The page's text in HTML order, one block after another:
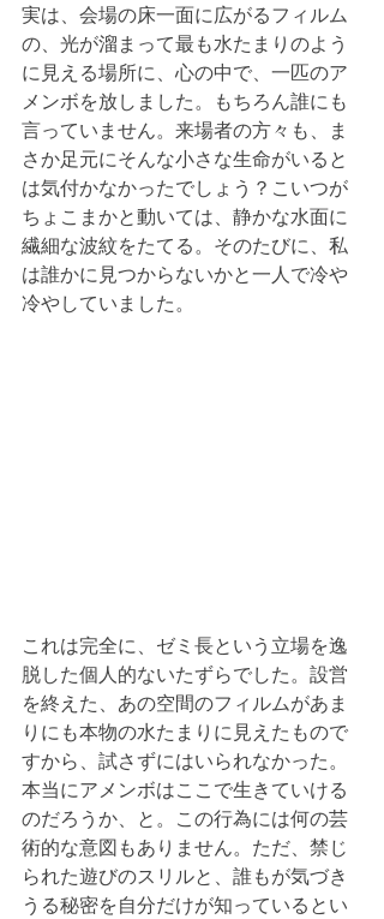
実は、会場の床一面に広がるフィルム
の、光が溜まって最も水たまりのよう
に見える場所に、心の中で、一匹のア
メンボを放しました。もちろん誰にも
言っていません。来場者の方々も、ま
さか足元にそんな小さな生命がいると
は気付かなかったでしょう？こいつが
ちょこまかと動いては、静かな水面に
繊細な波紋をたてる。そのたびに、私
は誰かに見つからないかと一人で冷や
冷やしていました。
これは完全に、ゼミ長という立場を逸
脱した個人的ないたずらでした。設営
を終えた、あの空間のフィルムがあま
りにも本物の水たまりに見えたもので
すから、試さずにはいられなかった。
本当にアメンボはここで生きていける
のだろうか、と。この行為には何の芸
術的な意図もありません。ただ、禁じ
られた遊びのスリルと、誰もが気づき
うる秘密を自分だけが知っているとい